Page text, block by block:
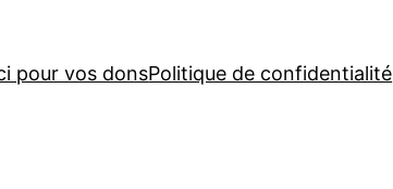
pour vos donsPolitique de confidentialité